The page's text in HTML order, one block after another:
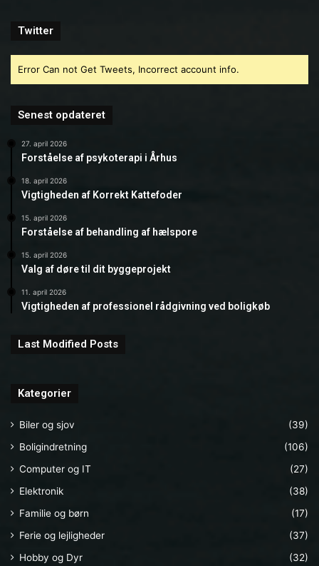
Twitter
Error Can not Get Tweets, Incorrect account info.
Senest opdateret
27. april 2026
Forståelse af psykoterapi i Århus
18. april 2026
Vigtigheden af Korrekt Kattefoder
15. april 2026
Forståelse af behandling af hælspore
15. april 2026
Valg af døre til dit byggeprojekt
11. april 2026
Vigtigheden af professionel rådgivning ved boligkøb
Last Modified Posts
Kategorier
Biler og sjov
(39)
Boligindretning
(106)
Computer og IT
(27)
Elektronik
(38)
Familie og børn
(17)
Ferie og lejligheder
(37)
Hobby og Dyr
(32)